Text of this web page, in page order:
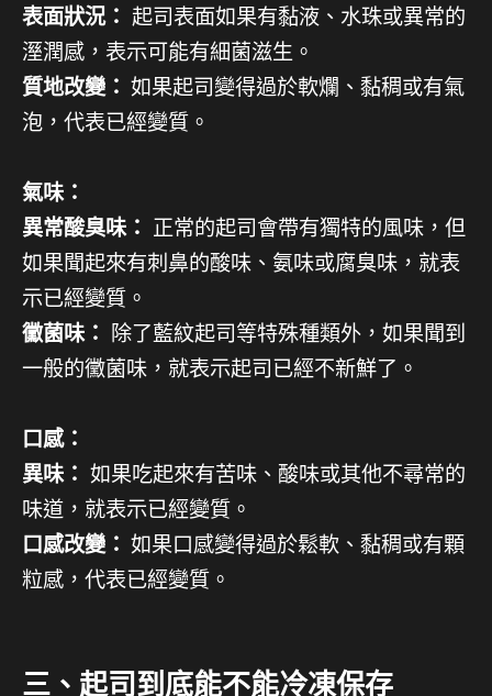
表面狀況： 起司表面如果有黏液、水珠或異常的
溼潤感，表示可能有細菌滋生。
質地改變： 如果起司變得過於軟爛、黏稠或有氣
泡，代表已經變質。
氣味：
異常酸臭味： 正常的起司會帶有獨特的風味，但
如果聞起來有刺鼻的酸味、氨味或腐臭味，就表
示已經變質。
黴菌味： 除了藍紋起司等特殊種類外，如果聞到
一般的黴菌味，就表示起司已經不新鮮了。
口感：
異味： 如果吃起來有苦味、酸味或其他不尋常的
味道，就表示已經變質。
口感改變： 如果口感變得過於鬆軟、黏稠或有顆
粒感，代表已經變質。
三、起司到底能不能冷凍保存